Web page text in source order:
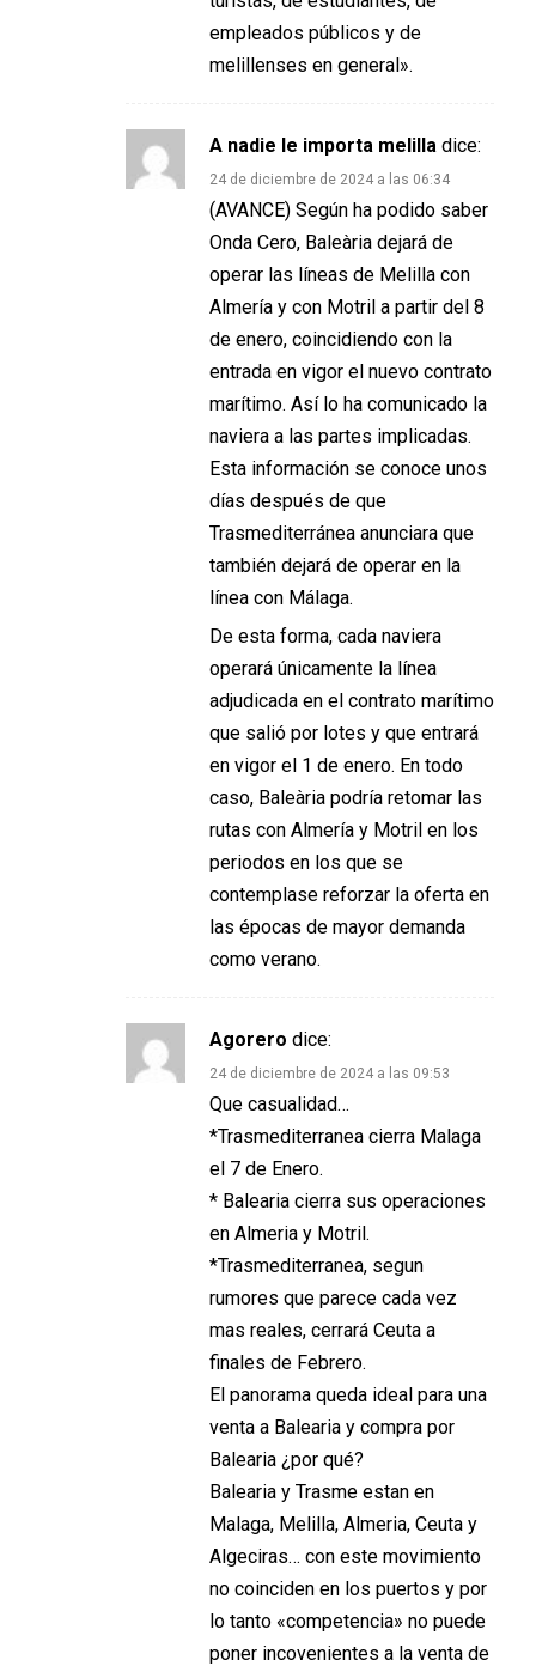
empleados públicos y de
melillenses en general».
A nadie le importa melilla dice:
24 de diciembre de 2024 a las 06:34
(AVANCE) Según ha podido saber
Onda Cero, Baleària dejará de
operar las líneas de Melilla con
Almería y con Motril a partir del 8
de enero, coincidiendo con la
entrada en vigor el nuevo contrato
marítimo. Así lo ha comunicado la
naviera a las partes implicadas.
Esta información se conoce unos
días después de que
Trasmediterránea anunciara que
también dejará de operar en la
línea con Málaga.
De esta forma, cada naviera
operará únicamente la línea
adjudicada en el contrato marítimo
que salió por lotes y que entrará
en vigor el 1 de enero. En todo
caso, Baleària podría retomar las
rutas con Almería y Motril en los
periodos en los que se
contemplase reforzar la oferta en
las épocas de mayor demanda
como verano.
Agorero dice:
24 de diciembre de 2024 a las 09:53
Que casualidad…
*Trasmediterranea cierra Malaga
el 7 de Enero.
* Balearia cierra sus operaciones
en Almeria y Motril.
*Trasmediterranea, segun
rumores que parece cada vez
mas reales, cerrará Ceuta a
finales de Febrero.
El panorama queda ideal para una
venta a Balearia y compra por
Balearia ¿por qué?
Balearia y Trasme estan en
Malaga, Melilla, Almeria, Ceuta y
Algeciras… con este movimiento
no coinciden en los puertos y por
lo tanto «competencia» no puede
poner incovenientes a la venta de